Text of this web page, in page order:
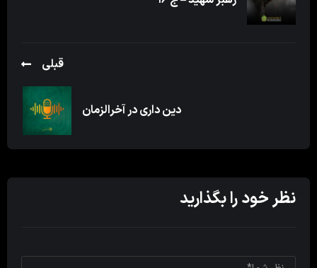
قبلی
دین داری در آخرالزمان
نظر خود را بگذارید